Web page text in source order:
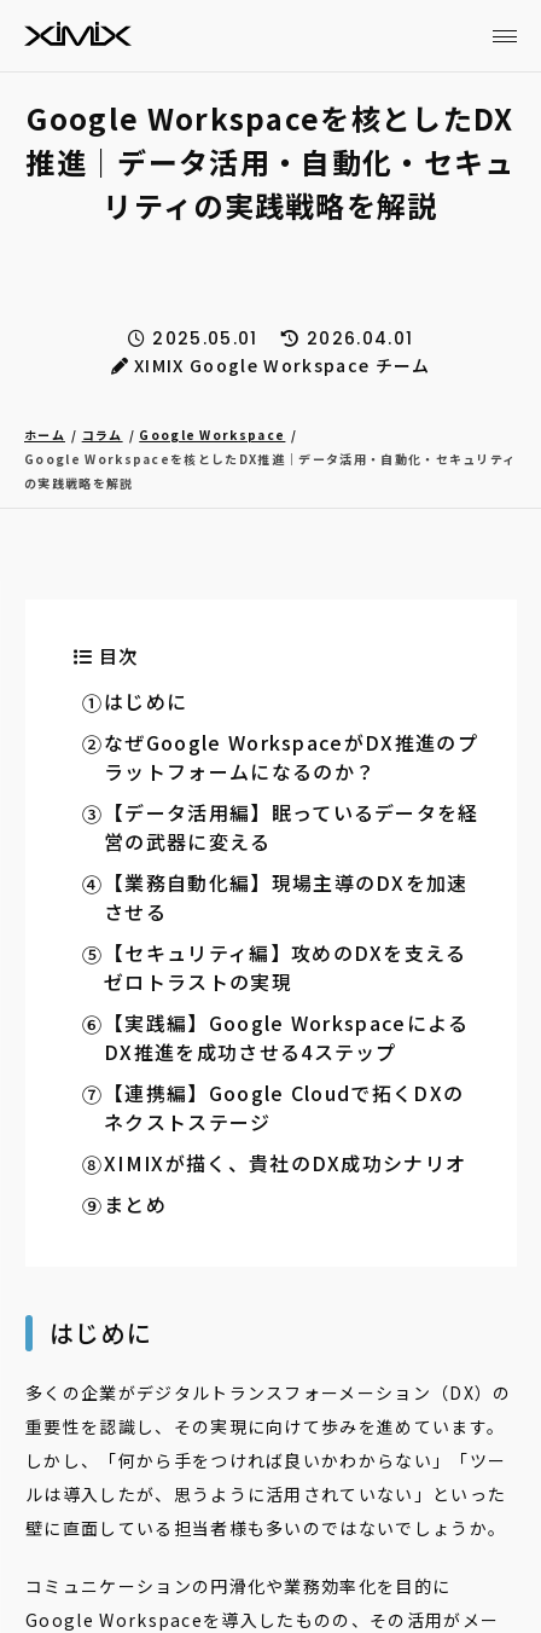
Google Workspaceを核としたDX
推進｜データ活用・自動化・セキュ
リティの実践戦略を解説
2025.05.01
2026.04.01
XIMIX Google Workspace チーム
ホーム コラム
Google Workspace
Google Workspaceを核としたDX推進｜データ活用・自動化・セキュリティ
の実践戦略を解説
目次
はじめに
なぜGoogle WorkspaceがDX推進のプ
ラットフォームになるのか？
【データ活用編】眠っているデータを経
営の武器に変える
【業務自動化編】現場主導のDXを加速
させる
【セキュリティ編】攻めのDXを支える
ゼロトラストの実現
【実践編】Google Workspaceによる
DX推進を成功させる4ステップ
【連携編】Google Cloudで拓くDXの
ネクストステージ
XIMIXが描く、貴社のDX成功シナリオ
まとめ
はじめに
多くの企業がデジタルトランスフォーメーション（DX）の
重要性を認識し、その実現に向けて歩みを進めています。
しかし、「何から手をつければ良いかわからない」「ツー
ルは導入したが、思うように活用されていない」といった
壁に直面している担当者様も多いのではないでしょうか。
コミュニケーションの円滑化や業務効率化を目的に
Google Workspaceを導入したものの、その活用がメー